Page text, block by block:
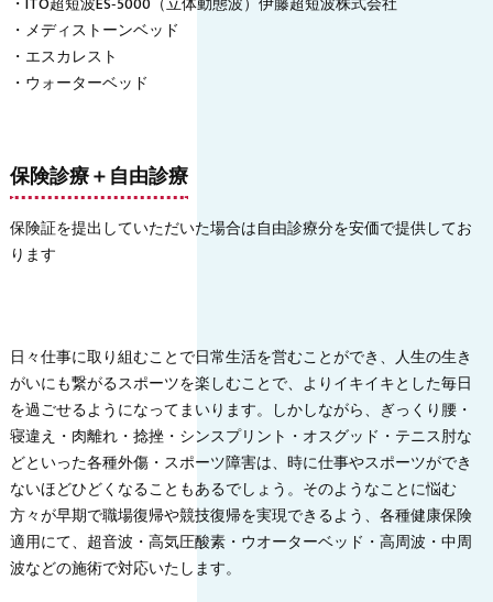
・メディストーンベッド
・エスカレスト
・ウォーターベッド
保険診療＋自由診療
保険証を提出していただいた場合は自由診療分を安価で提供してお
ります
日々仕事に取り組むことで日常生活を営むことができ、人生の生き
がいにも繋がるスポーツを楽しむことで、よりイキイキとした毎日
を過ごせるようになってまいります。しかしながら、ぎっくり腰・
寝違え・肉離れ・捻挫・シンスプリント・オスグッド・テニス肘な
どといった各種外傷・スポーツ障害は、時に仕事やスポーツができ
ないほどひどくなることもあるでしょう。そのようなことに悩む
方々が早期で職場復帰や競技復帰を実現できるよう、各種健康保険
適用にて、超音波・高気圧酸素・ウオーターベッド・高周波・中周
波などの施術で対応いたします。